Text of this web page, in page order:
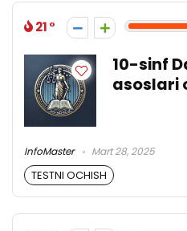
21
10-sinf
asoslari
InfoMaster Mart 28, 2025
TESTNI OCHISH